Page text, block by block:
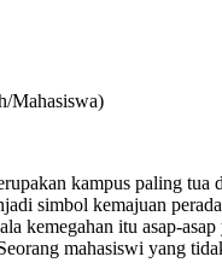
Mahasiswa)
kampus paling tua
simbol kemajuan
kemegahan itu asap-
mahasiswi yang